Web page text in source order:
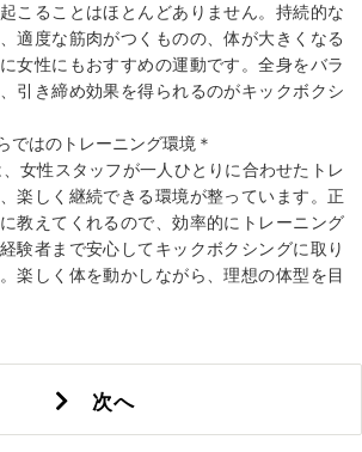
こることはほとんどありません。持続的な
適度な筋肉がつくものの、体が大きくなる
女性にもおすすめの運動です。全身をバラ
引き締め効果を得られるのがキックボクシ
ではのトレーニング環境＊
女性スタッフが一人ひとりに合わせたトレ
楽しく継続できる環境が整っています。正
教えてくれるので、効率的にトレーニング
験者まで安心してキックボクシングに取り
楽しく体を動かしながら、理想の体型を目
次へ